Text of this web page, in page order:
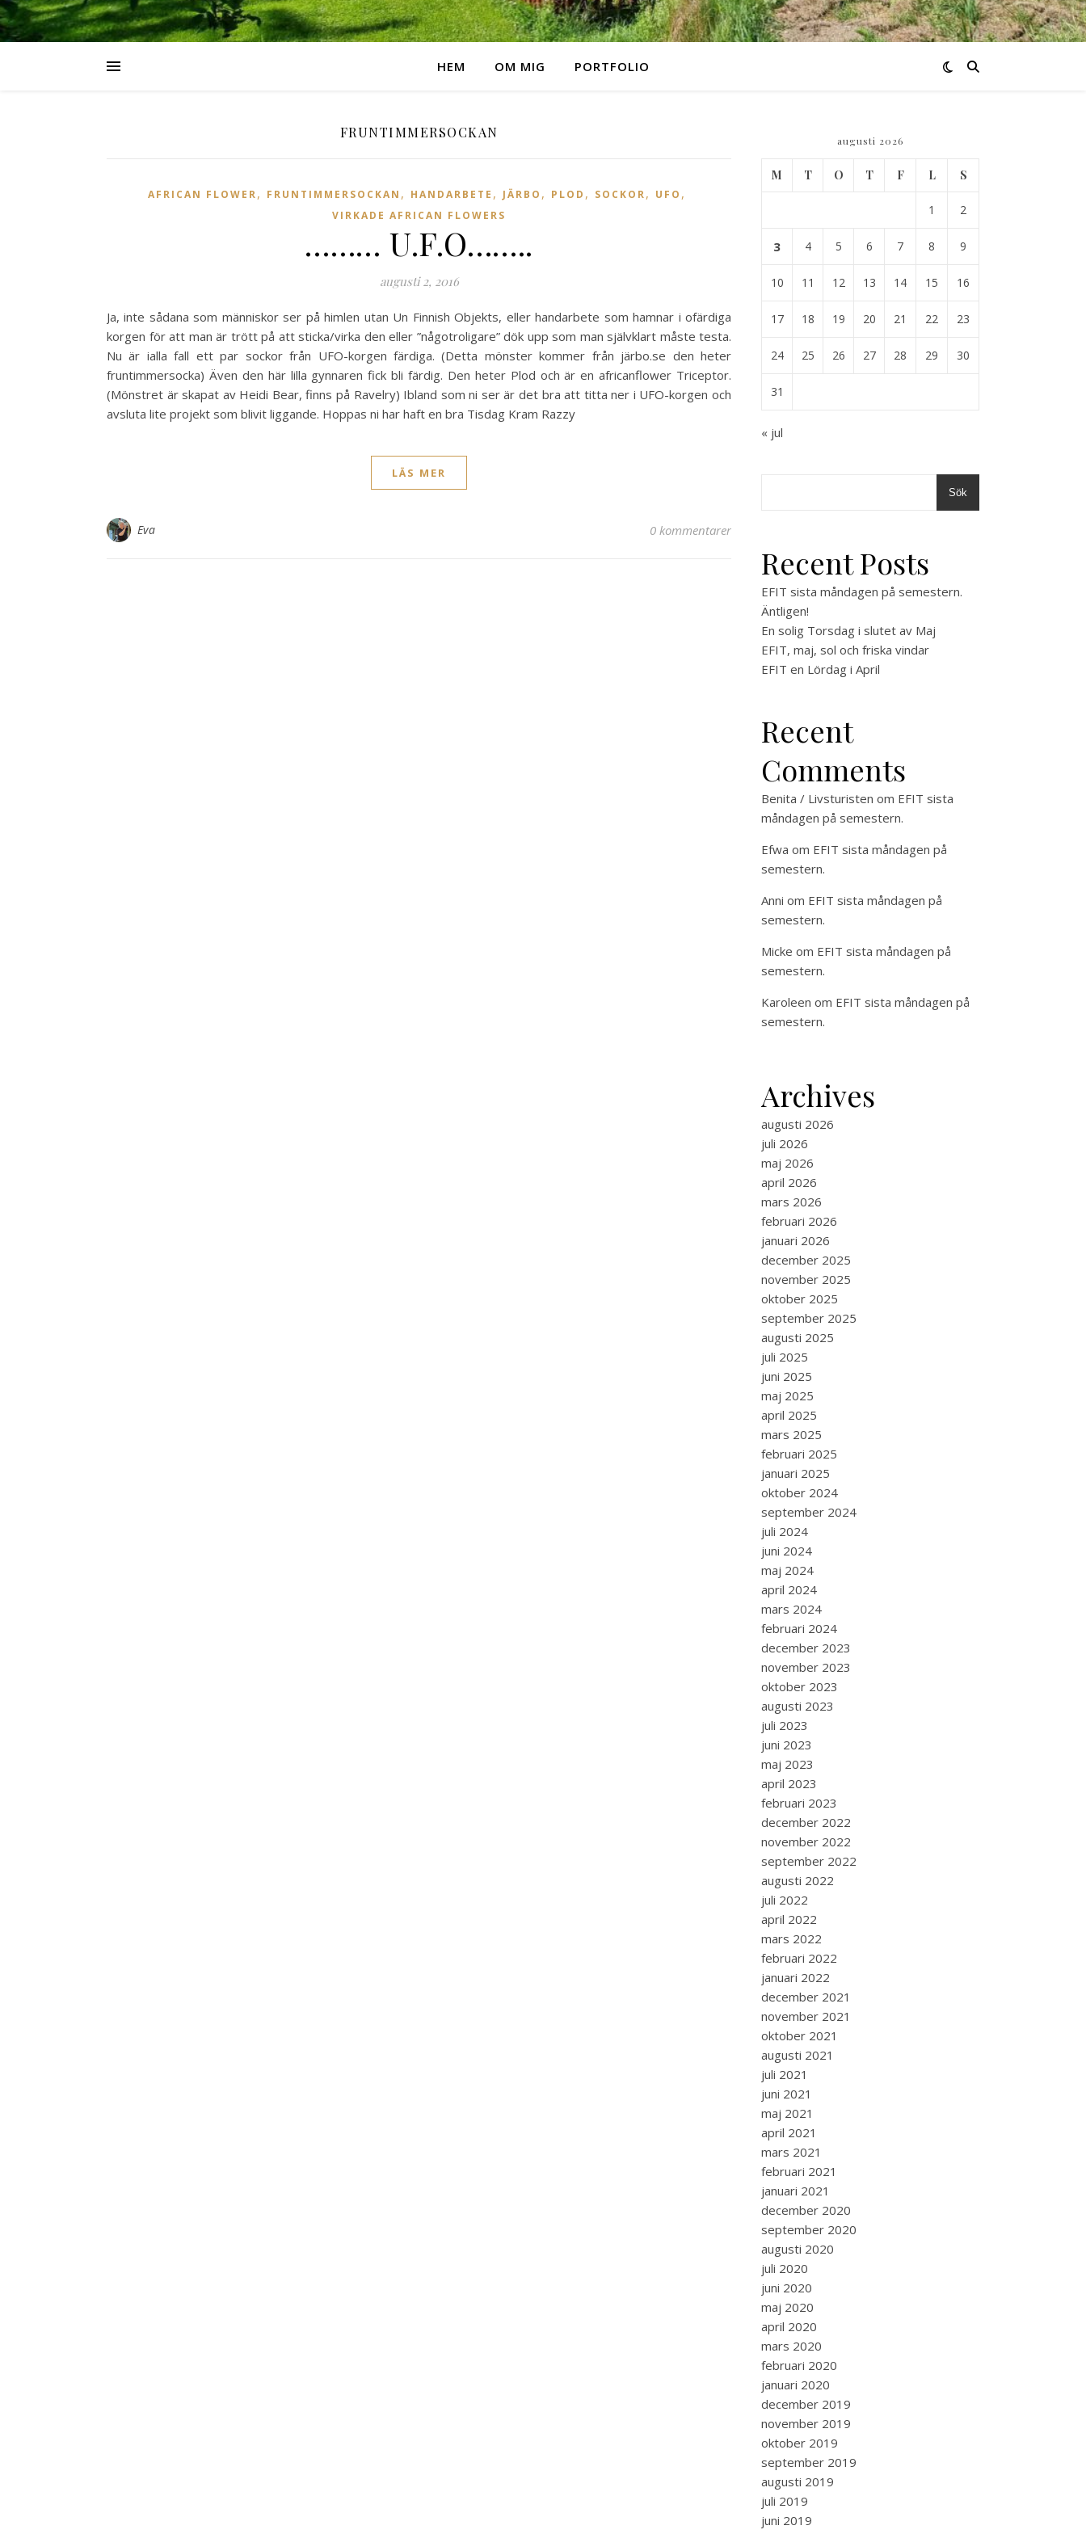
HEM OM MIG PORTFOLIO
FRUNTIMMERSOCKAN
AFRICAN FLOWER, FRUNTIMMERSOCKAN , HANDARBETE , JÄRBO , PLOD , SOCKOR, UFO ,
VIRKADE AFRICAN FLOWERS
……… U.F.O……..
augusti 2, 2016
Ja, inte sådana som människor ser på himlen utan Un Finnish Objekts, eller handarbete som hamnar i ofärdiga
korgen för att man är trött på att sticka/virka den eller ”någotroligare” dök upp som man självklart måste testa.
Nu är ialla fall ett par sockor från UFO-korgen färdiga. (Detta mönster kommer från järbo.se den heter
fruntimmersocka) Även den här lilla gynnaren fick bli färdig. Den heter Plod och är en africanflower Triceptor.
(Mönstret är skapat av Heidi Bear, finns på Ravelry) Ibland som ni ser är det bra att titta ner i UFO-korgen och
avsluta lite projekt som blivit liggande. Hoppas ni har haft en bra Tisdag Kram Razzy
LÄS MER
Eva 0 kommentarer
augusti 2026
M T O T F L S
1 2
3 4 5 6 7 8 9
10 11 12 13 14 15 16
17 18 19 20 21 22 23
24 25 26 27 28 29 30
31
« jul
Sök
Recent Posts
EFIT sista måndagen på semestern.
Äntligen!
En solig Torsdag i slutet av Maj
EFIT, maj, sol och friska vindar
EFIT en Lördag i April
Recent
Comments
Benita / Livsturisten om EFIT sista
måndagen på semestern.
Efwa om EFIT sista måndagen på
semestern.
Anni om EFIT sista måndagen på
semestern.
Micke om EFIT sista måndagen på
semestern.
Karoleen om EFIT sista måndagen på
semestern.
Archives
augusti 2026
juli 2026
maj 2026
april 2026
mars 2026
februari 2026
januari 2026
december 2025
november 2025
oktober 2025
september 2025
augusti 2025
juli 2025
juni 2025
maj 2025
april 2025
mars 2025
februari 2025
januari 2025
oktober 2024
september 2024
juli 2024
juni 2024
maj 2024
april 2024
mars 2024
februari 2024
december 2023
november 2023
oktober 2023
augusti 2023
juli 2023
juni 2023
maj 2023
april 2023
februari 2023
december 2022
november 2022
september 2022
augusti 2022
juli 2022
april 2022
mars 2022
februari 2022
januari 2022
december 2021
november 2021
oktober 2021
augusti 2021
juli 2021
juni 2021
maj 2021
april 2021
mars 2021
februari 2021
januari 2021
december 2020
september 2020
augusti 2020
juli 2020
juni 2020
maj 2020
april 2020
mars 2020
februari 2020
januari 2020
december 2019
november 2019
oktober 2019
september 2019
augusti 2019
juli 2019
juni 2019